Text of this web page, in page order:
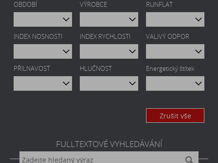
OBDOBÍ VÝROBCE RUNFLAT
INDEX NOSNOSTI INDEX RYCHLOSTI VALIVÝ ODPOR
PŘILNAVOST HLUČNOST Energetický štítek
Zrušit vše
FULLTEXTOVÉ VYHLEDÁVÁNÍ